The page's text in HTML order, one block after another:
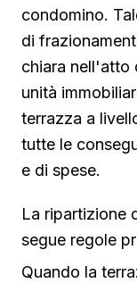
condomino.
di
chiara nell'atto
unità
terrazza a
tutte le
e di spese.
La ripartizione
segue regole
Quando la